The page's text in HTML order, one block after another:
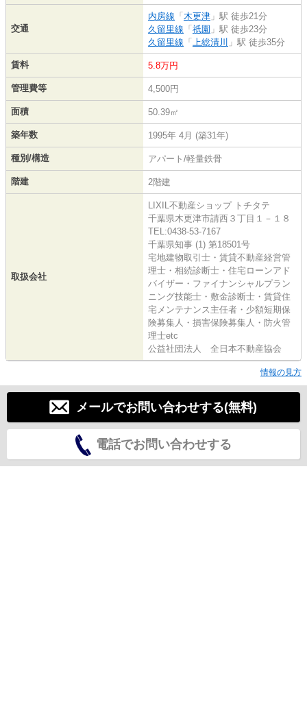
交通
内房線 「 木更津 」駅 徒歩21分
久留里線 「 祇園 」駅 徒歩23分
久留里線 「 上総清川 」駅 徒歩35分
賃料 5.8万円
管理費等 4,500円
面積 50.39㎡
築年数 1995年 4月 (築31年)
種別/構造 アパート/軽量鉄骨
階建 2階建
取扱会社
LIXIL不動産ショップ トチタテ
千葉県木更津市請西３丁目１－１８
TEL:0438-53-7167
千葉県知事 (1) 第18501号
宅地建物取引士・賃貸不動産経営管
理士・相続診断士・住宅ローンアド
バイザー・ファイナンシャルプラン
ニング技能士・敷金診断士・賃貸住
宅メンテナンス主任者・少額短期保
険募集人・損害保険募集人・防火管
理士etc
公益社団法人 全日本不動産協会
情報の見方
メールでお問い合わせする(無料)
電話でお問い合わせする